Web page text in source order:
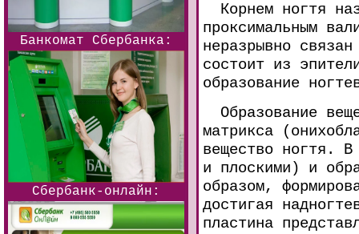
Банкомат Сбербанка:
Сбербанк-онлайн:
Корнем ногтя
проксимальным
неразрывно
состоит из
образование
Образование
матрикса
вещество ногтя. В
и плоскими) и
образом,
достигая
пластина